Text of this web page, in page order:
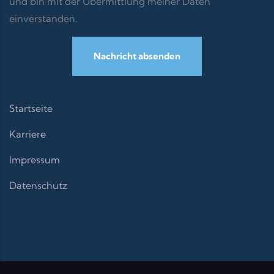
einverstanden.
Startseite
Karriere
Impressum
Datenschutz